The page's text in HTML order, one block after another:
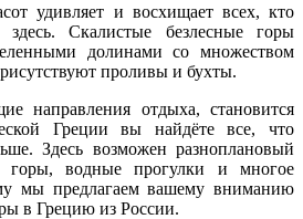
удивляет и восхищает всех, кто
Скалистые безлесные горы
долинами со множеством
проливы и бухты.
направления отдыха, становится
Греции вы найдёте все, что
Здесь возможен разноплановый
горы, водные прогулки и многое
мы предлагаем вашему вниманию
в Грецию из России.